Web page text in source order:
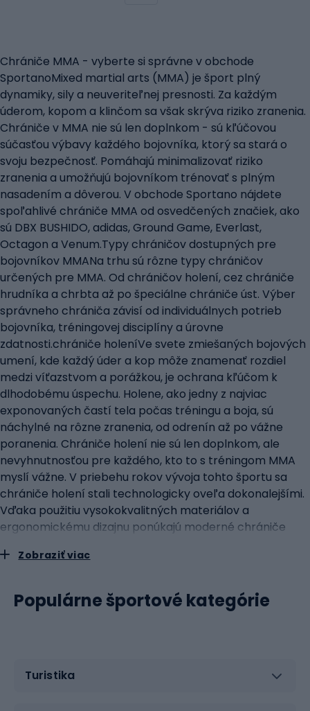
Chrániče MMA - vyberte si správne v obchode
SportanoMixed martial arts (MMA) je šport plný
dynamiky, sily a neuveriteľnej presnosti. Za každým
úderom, kopom a klinčom sa však skrýva riziko zranenia.
Chrániče v MMA nie sú len doplnkom - sú kľúčovou
súčasťou výbavy každého bojovníka, ktorý sa stará o
svoju bezpečnosť. Pomáhajú minimalizovať riziko
zranenia a umožňujú bojovníkom trénovať s plným
nasadením a dôverou. V obchode Sportano nájdete
spoľahlivé chrániče MMA od osvedčených značiek, ako
sú DBX BUSHIDO, adidas, Ground Game, Everlast,
Octagon a Venum.Typy chráničov dostupných pre
bojovníkov MMANa trhu sú rôzne typy chráničov
určených pre MMA. Od chráničov holení, cez chrániče
hrudníka a chrbta až po špeciálne chrániče úst. Výber
správneho chrániča závisí od individuálnych potrieb
bojovníka, tréningovej disciplíny a úrovne
zdatnosti.chrániče holeníVe svete zmiešaných bojových
umení, kde každý úder a kop môže znamenať rozdiel
medzi víťazstvom a porážkou, je ochrana kľúčom k
dlhodobému úspechu. Holene, ako jedny z najviac
exponovaných častí tela počas tréningu a boja, sú
náchylné na rôzne zranenia, od odrenín až po vážne
poranenia. Chrániče holení nie sú len doplnkom, ale
nevyhnutnosťou pre každého, kto to s tréningom MMA
myslí vážne. V priebehu rokov vývoja tohto športu sa
chrániče holení stali technologicky oveľa dokonalejšími.
Vďaka použitiu vysokokvalitných materiálov a
ergonomickému dizajnu ponúkajú moderné chrániče
pohybu. Kľúčovým prvkom každého chrániča je jeho
zranenia. Nie všetky chrániče sú však rovnaké. Vyznačujú
sa určitými kľúčovými vlastnosťami, ktoré určujú ich
gélového materiálu, poskytuje pohodlie a dodatočnú
Zobraziť viac
Populárne športové kategórie
Turistika